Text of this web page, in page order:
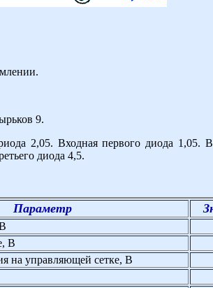
9.
2,05. Входная первого диода 1,05.
диода 4,5.
Параметр
В
на управляющей сетке, В